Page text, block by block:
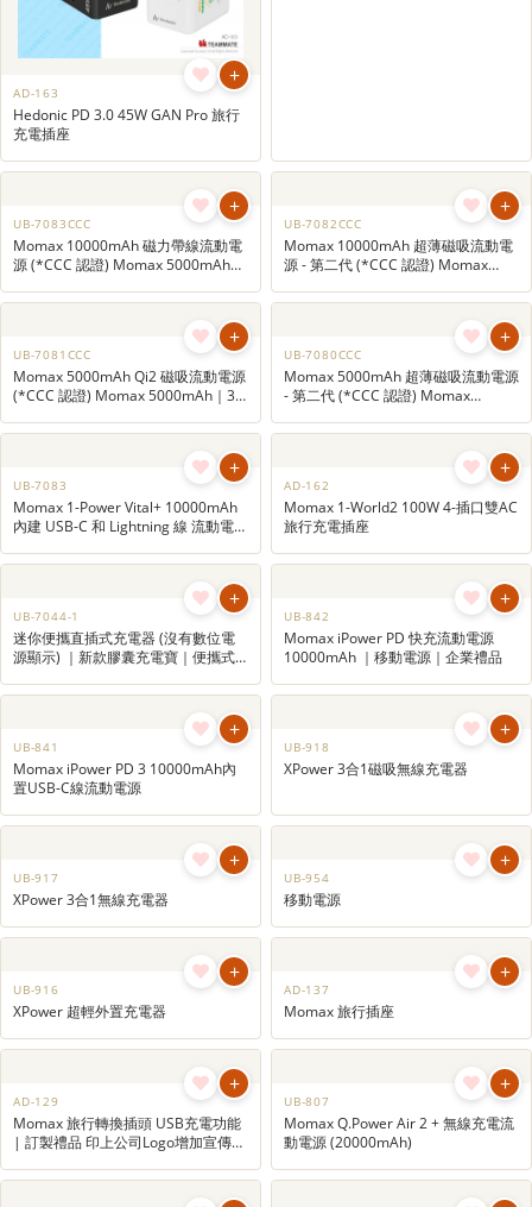
+
AD-163
Hedonic PD 3.0 45W GAN Pro 旅行
充電插座
+
UB-7083CCC
Momax 10000mAh 磁力帶線流動電
源 (*CCC 認證) Momax 5000mAh｜
+
UB-7082CCC
Momax 10000mAh 超薄磁吸流動電
源 - 第二代 (*CCC 認證) Momax
品
+
UB-7081CCC
Momax 5000mAh Qi2 磁吸流動電源
(*CCC 認證) Momax 5000mAh｜3C
+
UB-7080CCC
Momax 5000mAh 超薄磁吸流動電源
- 第二代 (*CCC 認證) Momax
5000mAh｜3C認證充電寶｜旅行用
品
+
UB-7083
Momax 1-Power Vital+ 10000mAh
內建 USB-C 和 Lightning 線 流動電源
｜3C認證充電寶｜企業禮品
AD-162
Momax 1-World2 100W 4-插口雙AC
旅行充電插座
+
UB-7044-1
迷你便攜直插式充電器 (沒有數位電
源顯示) ｜新款膠囊充電寶｜便攜式
Momax iPower PD 快充流動電源
10000mAh ｜移動電源｜企業禮品
UB-841
Momax iPower PD 3 10000mAh內
UB-918
XPower 3合1磁吸無線充電器
+
UB-917
+
UB-954
+
UB-916
XPower 超輕外置充電器
AD-137
Momax 旅行插座